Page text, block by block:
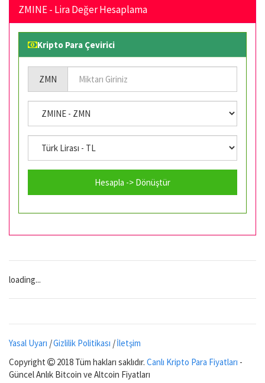
ZMINE - Lira Değer Hesaplama
Kripto Para Çevirici
ZMN
Hesapla -> Dönüştür
loading...
Yasal Uyarı |Gizlilik Politikası |İletşim
Copyright
2018 Tüm hakları saklıdır. Canlı Kripto Para Fiyatları -
Güncel Anlık Bitcoin ve Altcoin Fiyatları